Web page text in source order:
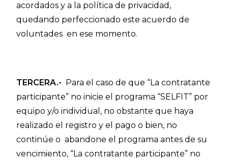
acordados y a la política de privacidad,
quedando perfeccionado este acuerdo de
voluntades en ese momento.
TERCERA.- Para el caso de que “La contratante
participante” no inicie el programa “SELFIT” por
equipo y/o individual, no obstante que haya
realizado el registro y el pago o bien, no
continúe o abandone el programa antes de su
vencimiento, “La contratante participante” no